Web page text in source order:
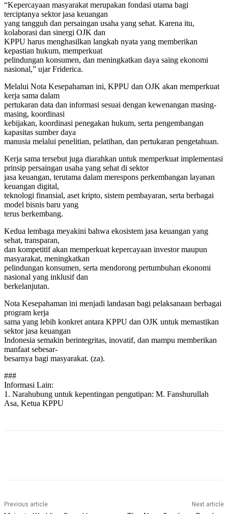
“Kepercayaan masyarakat merupakan fondasi utama bagi
terciptanya sektor jasa keuangan
yang tangguh dan persaingan usaha yang sehat. Karena itu,
kolaborasi dan sinergi OJK dan
KPPU harus menghasilkan langkah nyata yang memberikan
kepastian hukum, memperkuat
pelindungan konsumen, dan meningkatkan daya saing ekonomi
nasional,” ujar Friderica.
Melalui Nota Kesepahaman ini, KPPU dan OJK akan memperkuat
kerja sama dalam
pertukaran data dan informasi sesuai dengan kewenangan masing-
masing, koordinasi
kebijakan, koordinasi penegakan hukum, serta pengembangan
kapasitas sumber daya
manusia melalui penelitian, pelatihan, dan pertukaran pengetahuan.
Kerja sama tersebut juga diarahkan untuk memperkuat implementasi
prinsip persaingan usaha yang sehat di sektor
jasa keuangan, terutama dalam merespons perkembangan layanan
keuangan digital,
teknologi finansial, aset kripto, sistem pembayaran, serta berbagai
model bisnis baru yang
terus berkembang.
Kedua lembaga meyakini bahwa ekosistem jasa keuangan yang
sehat, transparan,
dan kompetitif akan memperkuat kepercayaan investor maupun
masyarakat, meningkatkan
pelindungan konsumen, serta mendorong pertumbuhan ekonomi
nasional yang inklusif dan
berkelanjutan.
Nota Kesepahaman ini menjadi landasan bagi pelaksanaan berbagai
program kerja
sama yang lebih konkret antara KPPU dan OJK untuk memastikan
sektor jasa keuangan
Indonesia semakin berintegritas, inovatif, dan mampu memberikan
manfaat sebesar-
besarnya bagi masyarakat. (za).
###
Informasi Lain:
1. Narahubung untuk kepentingan pengutipan: M. Fanshurullah
Asa, Ketua KPPU
Previous article Next article